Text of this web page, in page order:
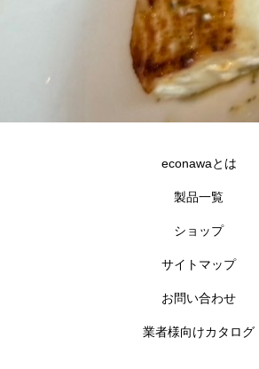
econawaとは
製品一覧
ショップ
サイトマップ
お問い合わせ
業者様向けカタログ